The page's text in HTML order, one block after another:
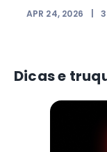
APR 24, 2026 3
Dicas e